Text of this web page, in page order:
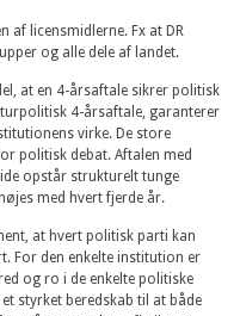
af licensmidlerne. Fx at DR
og alle dele af landet.
at en 4-årsaftale sikrer politisk
4-årsaftale, garanterer
virke. De store
politisk debat. Aftalen med
opstår strukturelt tunge
med hvert fjerde år.
at hvert politisk parti kan
For den enkelte institution er
og ro i de enkelte politiske
styrket beredskab til at både